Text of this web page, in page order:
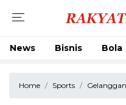
News Bisnis Bola
Home Sports